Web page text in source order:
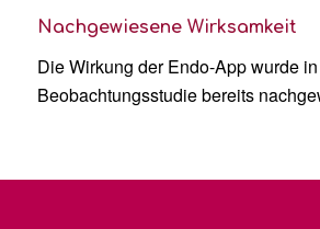
Nachgewiesene Wirksamkeit
Die Wirkung der Endo-App wurde
Beobachtungsstudie bereits